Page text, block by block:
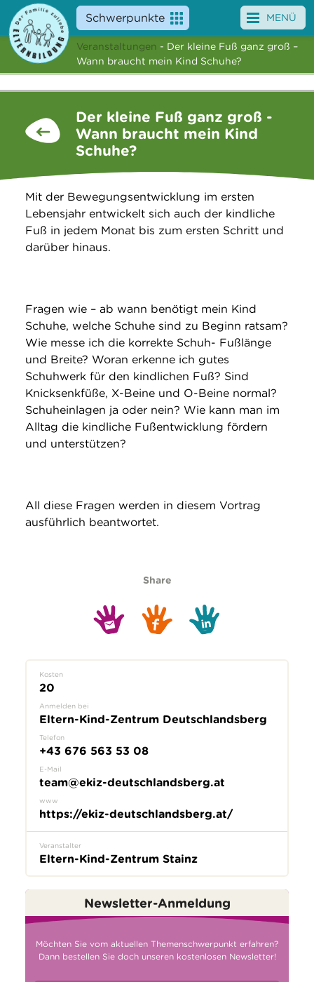
Schwerpunkte
Angebote
News
Suche
MENÜ
Veranstaltungen - Der kleine Fuß ganz groß –
Wann braucht mein Kind Schuhe?
Der kleine Fuß ganz groß -
Wann braucht mein Kind
Schuhe?
Mit der Bewegungsentwicklung im ersten
Lebensjahr entwickelt sich auch der kindliche
Fuß in jedem Monat bis zum ersten Schritt und
darüber hinaus.
Fragen wie – ab wann benötigt mein Kind
Schuhe, welche Schuhe sind zu Beginn ratsam?
Wie messe ich die korrekte Schuh- Fußlänge
und Breite? Woran erkenne ich gutes
Schuhwerk für den kindlichen Fuß? Sind
Knicksenkfüße, X-Beine und O-Beine normal?
Schuheinlagen ja oder nein? Wie kann man im
Alltag die kindliche Fußentwicklung fördern
und unterstützen?
All diese Fragen werden in diesem Vortrag
ausführlich beantwortet.
Share
Kosten
20
Anmelden bei
Eltern-Kind-Zentrum Deutschlandsberg
Telefon
+43 676 563 53 08
E-Mail
team@ekiz-deutschlandsberg.at
www
https://ekiz-deutschlandsberg.at/
Veranstalter
Eltern-Kind-Zentrum Stainz
Newsletter-Anmeldung
Möchten Sie vom aktuellen Themenschwerpunkt erfahren?
Dann bestellen Sie doch unseren kostenlosen Newsletter!